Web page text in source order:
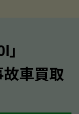
｣
車買取